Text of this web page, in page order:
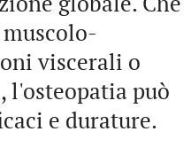
viscerali o
può
e durature.